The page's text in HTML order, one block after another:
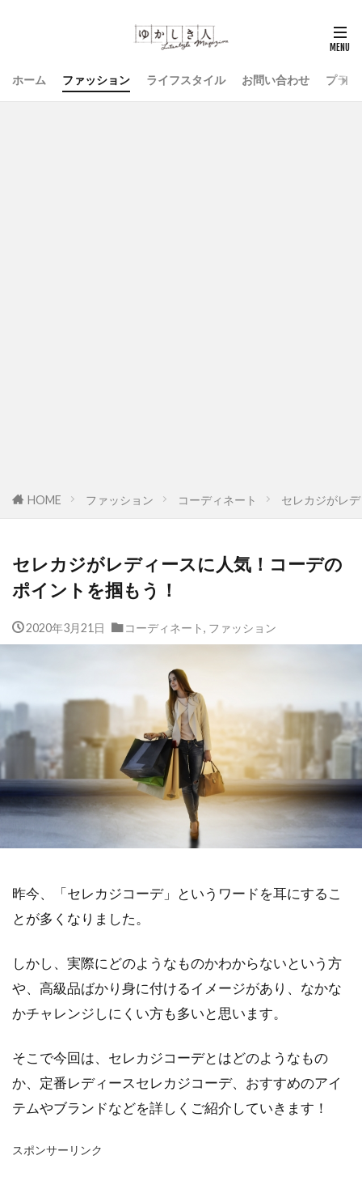
ホーム ファッション ライフスタイル お問い合わせ プラ
HOME ファッション コーディネート セレカジがレ
セレカジがレディースに人気！コーデの
ポイントを掴もう！
2020年3月21日 コーディネート, ファッション
昨今、「セレカジコーデ」というワードを耳にするこ
とが多くなりました。
しかし、実際にどのようなものかわからないという方
や、高級品ばかり身に付けるイメージがあり、なかな
かチャレンジしにくい方も多いと思います。
そこで今回は、セレカジコーデとはどのようなもの
か、定番レディースセレカジコーデ、おすすめのアイ
テムやブランドなどを詳しくご紹介していきます！
スポンサーリンク